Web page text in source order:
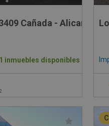
Cañada - Alicante
1 inmuebles disponibles
2